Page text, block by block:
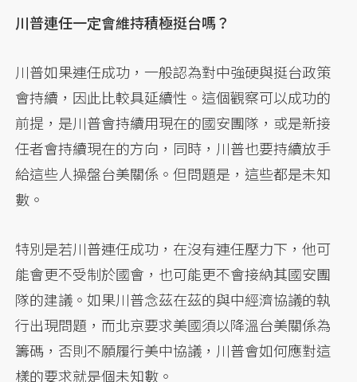
川普連任一定會維持積極挺台嗎？
川普如果連任成功，一般認為對中強硬與挺台政策
會持續，因此比較具延續性。這個觀察可以成功的
前提，是川普會持續用現在的國安團隊，或是新接
任者會持續現在的方向，同時，川普也要持續放手
給這些人操盤台美關係。但問題是，這些都是未知
數。
特別是若川普連任成功，在沒有連任壓力下，他可
能會更不受制於國會，也可能更不會接納其國安團
隊的建議。如果川普念茲在茲的與中經濟協議的執
行出現問題，而北京要求美國須以降溫台美關係為
籌碼，否則不願履行美中協議，川普會如何應對這
樣的要求就是個未知數。